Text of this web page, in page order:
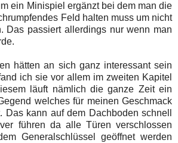
ein Minispiel ergänzt bei dem man die
Feld halten muss um nicht
Das passiert allerdings nur wenn man
hätten an sich ganz interessant sein
ich sie vor allem im zweiten Kapitel
läuft nämlich die ganze Zeit ein
welches für meinen Geschmack
Das kann auf dem Dachboden schnell
führen da alle Türen verschlossen
Generalschlüssel geöffnet werden